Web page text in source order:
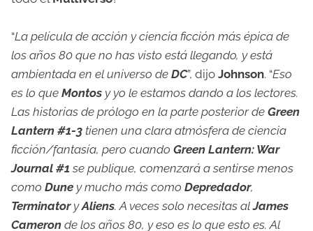
“La película de acción y ciencia ficción más épica de
los años 80 que no has visto está llegando, y está
ambientada en el universo de DC”, dijo Johnson. “Eso
es lo que Montos y yo le estamos dando a los lectores.
Las historias de prólogo en la parte posterior de Green
Lantern #1-3 tienen una clara atmósfera de ciencia
ficción/fantasía, pero cuando Green Lantern: War
Journal #1 se publique, comenzará a sentirse menos
como Dune y mucho más como Depredador,
TerminatoryAliens. A veces solo necesitas alJames
Cameron de los años 80, y eso es lo que esto es. Al